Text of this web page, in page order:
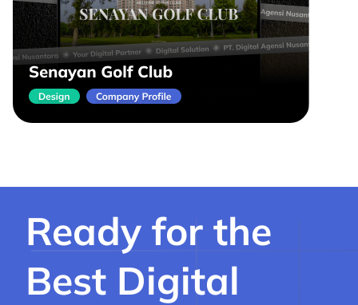
Ready for the
Best Digital